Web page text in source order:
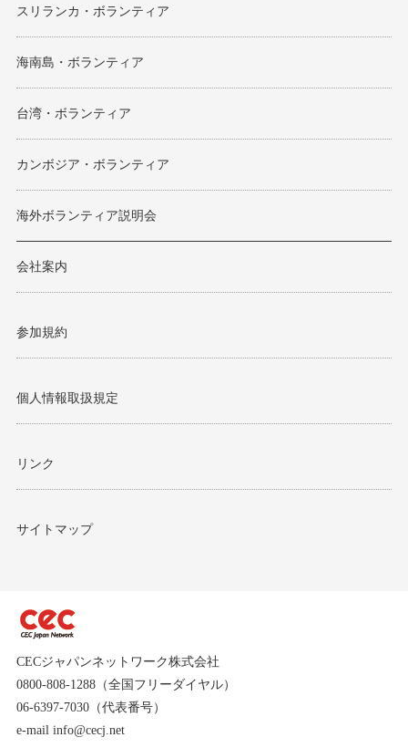
スリランカ・ボランティア
海南島・ボランティア
台湾・ボランティア
カンボジア・ボランティア
海外ボランティア説明会
会社案内
参加規約
個人情報取扱規定
リンク
サイトマップ
CECジャパンネットワーク株式会社
0800-808-1288（全国フリーダイヤル）
06-6397-7030（代表番号）
e-mail info@cecj.net